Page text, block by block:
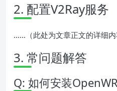
2. 配置V2Ray服务
……（此处为文章正文的详细内
3. 常问题解答
Q: 如何安装